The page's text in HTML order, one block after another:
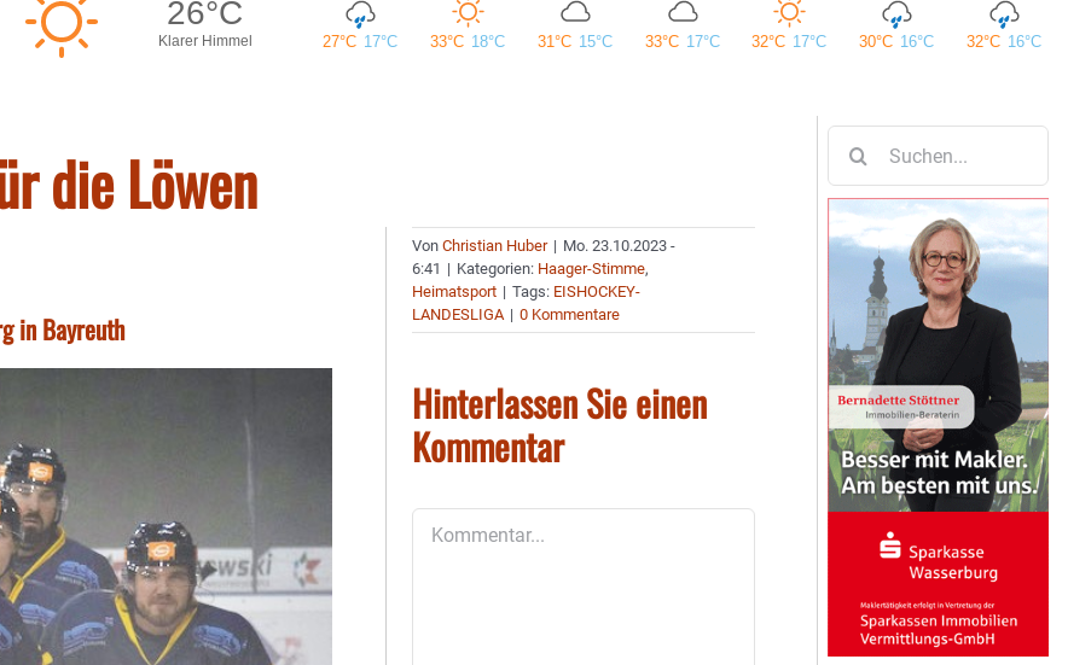
die Löwen
in Bayreuth
VonChristian Huber | Mo. 23.10.2023 -
6:41 | Kategorien: Haager-Stimme,
Heimatsport | Tags: EISHOCKEY-
LANDESLIGA | 0 Kommentare
Hinterlassen Sie einen
Kommentar
nach: